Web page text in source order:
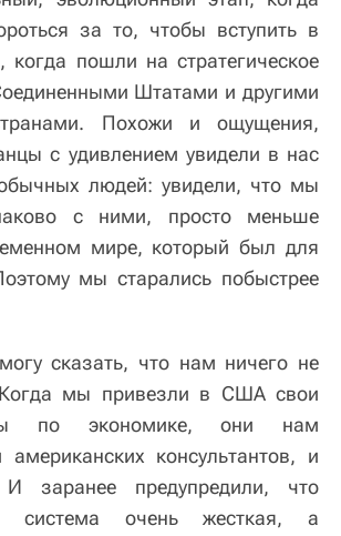
за то, чтобы вступить в
когда пошли на стратегическое
Штатами и другими
Похожи и ощущения,
с удивлением увидели в нас
людей: увидели, что мы
с ними, просто меньше
мире, который был для
мы старались побыстрее
сказать, что нам ничего не
мы привезли в США свои
по экономике, они нам
консультантов, и
И заранее предупредили, что
система очень жесткая, а